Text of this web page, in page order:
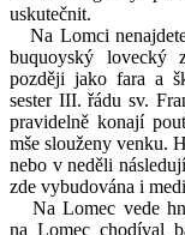
uskutečnit.
Na Lomci
buquoyský lovecký
později jako fara a
sester III. řádu sv.
pravidelně konají
mše slouženy venku.
nebo v neděli
zde vybudována i
Na Lomec vede
na Lomec chodíval